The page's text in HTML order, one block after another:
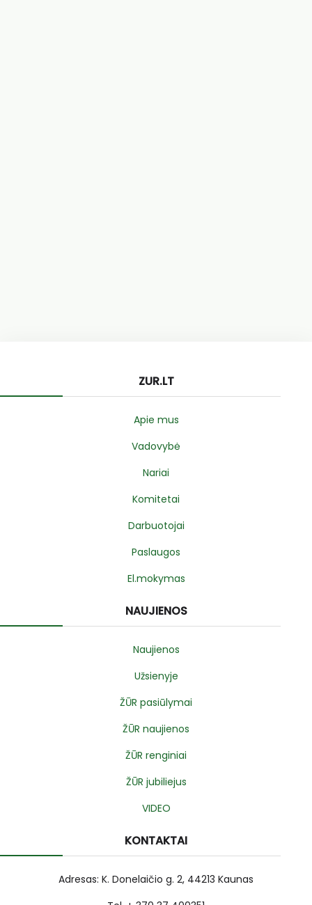
ZUR.LT
Apie mus
Vadovybė
Nariai
Komitetai
Darbuotojai
Paslaugos
El.mokymas
NAUJIENOS
Naujienos
Užsienyje
ŽŪR pasiūlymai
ŽŪR naujienos
ŽŪR renginiai
ŽŪR jubiliejus
VIDEO
KONTAKTAI
Adresas: K. Donelaičio g. 2, 44213 Kaunas